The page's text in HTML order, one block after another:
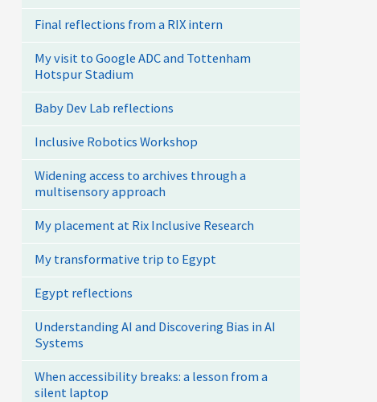
Final reflections from a RIX intern
My visit to Google ADC and Tottenham
Hotspur Stadium
Baby Dev Lab reflections
Inclusive Robotics Workshop
Widening access to archives through a
multisensory approach
My placement at Rix Inclusive Research
My transformative trip to Egypt
Egypt reflections
Understanding AI and Discovering Bias in AI
Systems
When accessibility breaks: a lesson from a
silent laptop